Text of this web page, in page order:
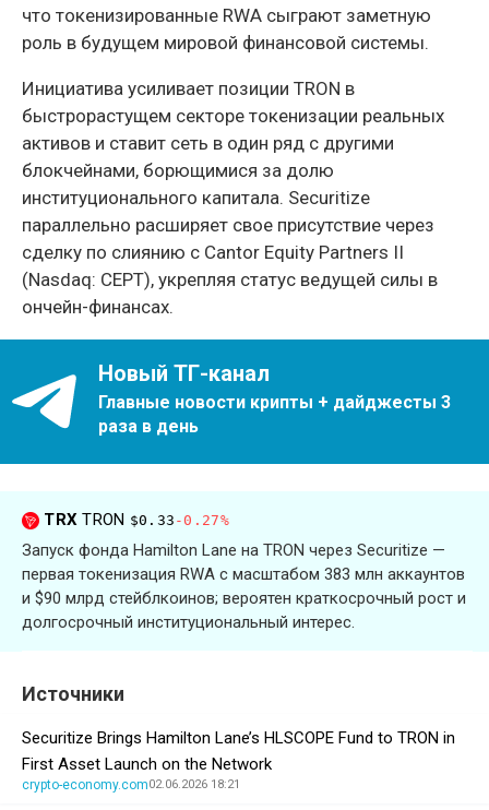
что токенизированные RWA сыграют заметную
роль в будущем мировой финансовой системы.
Инициатива усиливает позиции TRON в
быстрорастущем секторе токенизации реальных
активов и ставит сеть в один ряд с другими
блокчейнами, борющимися за долю
институционального капитала. Securitize
параллельно расширяет свое присутствие через
сделку по слиянию с Cantor Equity Partners II
(Nasdaq: CEPT), укрепляя статус ведущей силы в
ончейн-финансах.
Новый ТГ-канал
Главные новости крипты + дайджесты 3
раза в день
TRXTRON $0.33 -0.27%
Запуск фонда Hamilton Lane на TRON через Securitize —
первая токенизация RWA с масштабом 383 млн аккаунтов
и $90 млрд стейблкоинов; вероятен краткосрочный рост и
долгосрочный институциональный интерес.
Источники
Securitize Brings Hamilton Lane’s HLSCOPE Fund to TRON in
First Asset Launch on the Network
crypto-economy.com02.06.2026 18:21